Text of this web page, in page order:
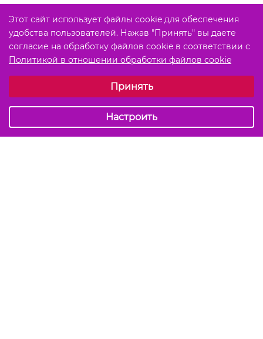
Этот сайт использует файлы cookie для обеспечения
удобства пользователей. Нажав "Принять" вы даете
согласие на обработку файлов cookie в соответствии с
Политикой в отношении обработки файлов cookie
Обязательные (технические)Принять
Настроить